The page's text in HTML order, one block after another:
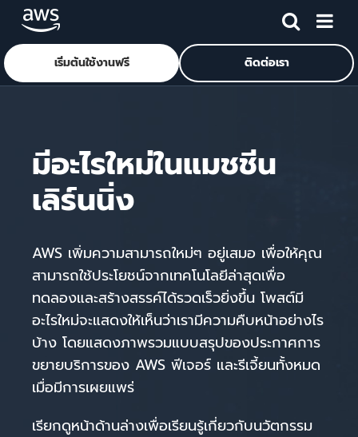
เริ่มต้นใช้งานฟรี ติดต่อเรา
มีอะไรใหม่ในแมชชีน
เลิร์นนิ่ง
AWS เพิ่มความสามารถใหม่ๆ อยู่เสมอ เพื่อให้คุณ
สามารถใช้ประโยชน์จากเทคโนโลยีล่าสุดเพื่อ
ทดลองและสร้างสรรค์ได้รวดเร็วยิ่งขึ้น โพสต์มี
อะไรใหม่จะแสดงให้เห็นว่าเรามีความคืบหน้าอย่างไร
บ้าง โดยแสดงภาพรวมแบบสรุปของประกาศการ
ขยายบริการของ AWS ฟีเจอร์ และรีเจี้ยนทั้งหมด
เมื่อมีการเผยแพร่
เรียกดูหน้าด้านล่างเพื่อเรียนรู้เกี่ยวกับนวัตกรรม